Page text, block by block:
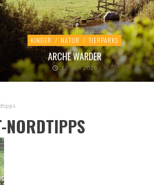
KINDER / NATUR / TIERPARKS
ARCHE WARDER
19. Juli 2026
NORDTIPPS